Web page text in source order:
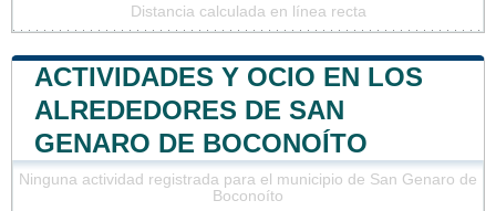
Distancia calculada en línea recta
ACTIVIDADES Y OCIO EN LOS
ALREDEDORES DE SAN
GENARO DE BOCONOÍTO
Ninguna actividad registrada para el municipio de San Genaro de
Boconoíto